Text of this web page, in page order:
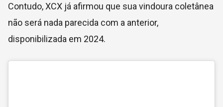
Contudo, XCX já afirmou que sua vindoura coletânea
não será nada parecida com a anterior,
disponibilizada em 2024.